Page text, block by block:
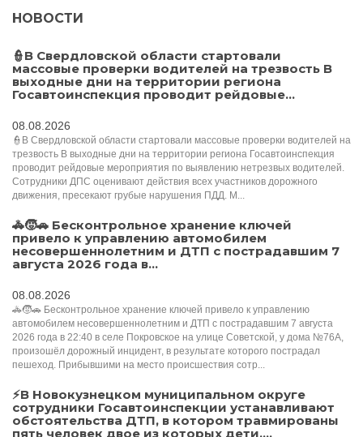
НОВОСТИ
👮В Свердловской области стартовали
массовые проверки водителей на трезвость В
выходные дни на территории региона
Госавтоинспекция проводит рейдовые...
08.08.2026
👮В Свердловской области стартовали массовые проверки водителей на
трезвость В выходные дни на территории региона Госавтоинспекция
проводит рейдовые мероприятия по выявлению нетрезвых водителей.
Сотрудники ДПС оценивают действия всех участников дорожного
движения, пресекают грубые нарушения ПДД. М...
🚓🧒🚗 Бесконтрольное хранение ключей
привело к управлению автомобилем
несовершеннолетним и ДТП с пострадавшим 7
августа 2026 года в...
08.08.2026
🚓🧒🚗 Бесконтрольное хранение ключей привело к управлению
автомобилем несовершеннолетним и ДТП с пострадавшим 7 августа
2026 года в 22:40 в селе Покровское на улице Советской, у дома №76А,
произошёл дорожный инцидент, в результате которого пострадал
пешеход. Прибывшими на место происшествия сотр...
⚡️В Новокузнецком муниципальном округе
сотрудники Госавтоинспекции устанавливают
обстоятельства ДТП, в котором травмированы
пять человек двое из которых дети....